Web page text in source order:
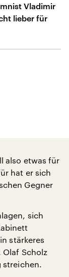
Vladimir
lieber für
also etwas für
hat er sich
Gegner
sich
stärkeres
Olaf Scholz
streichen.